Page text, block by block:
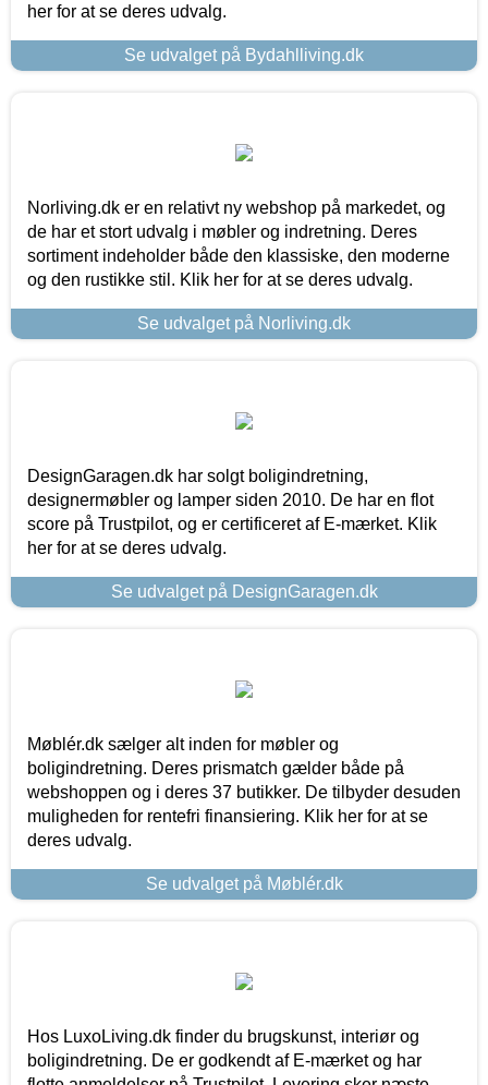
her for at se deres udvalg.
Se udvalget på Bydahlliving.dk
Norliving.dk er en relativt ny webshop på markedet, og
de har et stort udvalg i møbler og indretning. Deres
sortiment indeholder både den klassiske, den moderne
og den rustikke stil. Klik her for at se deres udvalg.
Se udvalget på Norliving.dk
DesignGaragen.dk har solgt boligindretning,
designermøbler og lamper siden 2010. De har en flot
score på Trustpilot, og er certificeret af E-mærket. Klik
her for at se deres udvalg.
Se udvalget på DesignGaragen.dk
Møblér.dk sælger alt inden for møbler og
boligindretning. Deres prismatch gælder både på
webshoppen og i deres 37 butikker. De tilbyder desuden
muligheden for rentefri finansiering. Klik her for at se
deres udvalg.
Se udvalget på Møblér.dk
Hos LuxoLiving.dk finder du brugskunst, interiør og
boligindretning. De er godkendt af E-mærket og har